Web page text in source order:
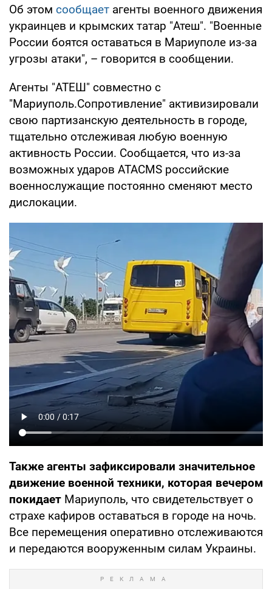
Об этом сообщает агенты военного движения
украинцев и крымских татар "Атеш". "Военные
России боятся оставаться в Мариуполе из-за
угрозы атаки", – говорится в сообщении.
Агенты "АТЕШ" совместно с
"Мариуполь.Сопротивление" активизировали
свою партизанскую деятельность в городе,
тщательно отслеживая любую военную
активность России. Сообщается, что из-за
возможных ударов ATACMS российские
военнослужащие постоянно сменяют место
дислокации.
Также агенты зафиксировали значительное
движение военной техники, которая вечером
покидает Мариуполь, что свидетельствует о
страхе кафиров оставаться в городе на ночь.
Все перемещения оперативно отслеживаются
и передаются вооруженным силам Украины.